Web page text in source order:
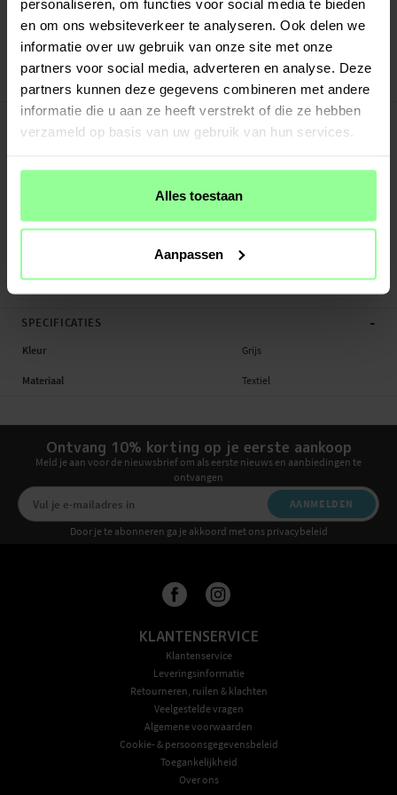
personaliseren, om functies voor social media te bieden
en om ons websiteverkeer te analyseren. Ook delen we
informatie over uw gebruik van onze site met onze
partners voor social media, adverteren en analyse. Deze
partners kunnen deze gegevens combineren met andere
informatie die u aan ze heeft verstrekt of die ze hebben
verzameld op basis van uw gebruik van hun services.
Alles toestaan
Aanpassen
Verstuurd vanuit ons magazijn in Zweden
Veilig betalen met Klarna of Paypal
30 dagen retourrecht
38689
PRODUCTBESCHRIJVING
Tablet tas met schouderband.
Geschikt voor: Tabletten tot 11"
Dimensies: 28 x 23,5 x 3,5 cm
Tablethoesje, Tablet
SPECIFICATIES -
Kleur Grijs
Materiaal Textiel
Ontvang 10% korting op je eerste aankoop
Meld je aan voor de nieuwsbrief om als eerste nieuws en aanbiedingen te
ontvangen
AANMELDEN
Door je te abonneren ga je akkoord met ons privacybeleid
KLANTENSERVICE
Klantenservice
Leveringsinformatie
Retourneren, ruilen & klachten
Veelgestelde vragen
Algemene voorwaarden
Cookie- & persoonsgegevensbeleid
Toegankelijkheid
Over ons